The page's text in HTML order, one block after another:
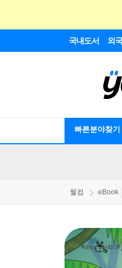
국내도서 외
빠른분야찾기
웰컴 eBook